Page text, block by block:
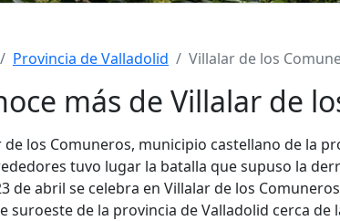
Provincia de Valladolid Villalar de los
más de Villalar de
de los Comuneros, municipio castellano de la
tuvo lugar la batalla que supuso la
de abril se celebra en Villalar de los
suroeste de la provincia de Valladolid cerca